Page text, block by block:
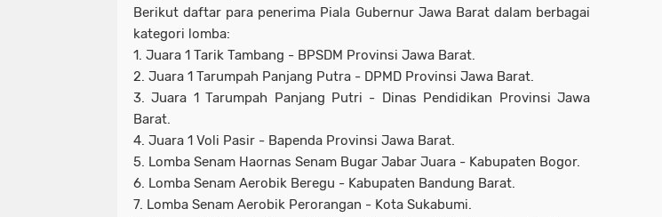
Berikut daftar para penerima Piala Gubernur Jawa Barat dalam berbagai
kategori lomba:
1. Juara 1 Tarik Tambang - BPSDM Provinsi Jawa Barat.
2. Juara 1 Tarumpah Panjang Putra - DPMD Provinsi Jawa Barat.
3. Juara 1 Tarumpah Panjang Putri - Dinas Pendidikan Provinsi Jawa
Barat.
4. Juara 1 Voli Pasir - Bapenda Provinsi Jawa Barat.
5. Lomba Senam Haornas Senam Bugar Jabar Juara - Kabupaten Bogor.
6. Lomba Senam Aerobik Beregu - Kabupaten Bandung Barat.
7. Lomba Senam Aerobik Perorangan - Kota Sukabumi.